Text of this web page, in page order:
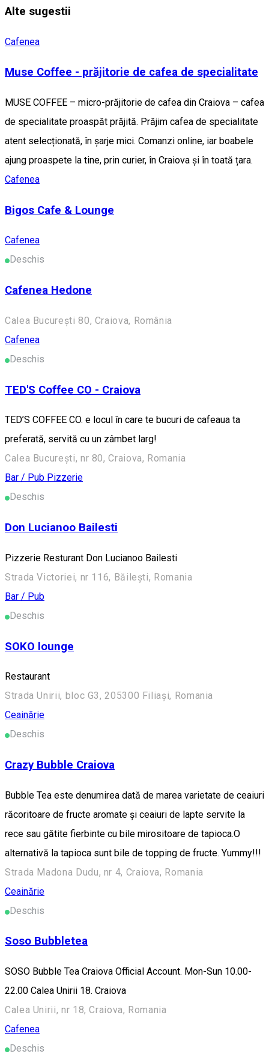
Alte sugestii
Cafenea
Muse Coffee - prăjitorie de cafea de specialitate
MUSE COFFEE – micro-prăjitorie de cafea din Craiova – cafea
de specialitate proaspăt prăjită. Prăjim cafea de specialitate
atent selecționată, în șarje mici. Comanzi online, iar boabele
ajung proaspete la tine, prin curier, în Craiova și în toată țara.
Cafenea
Bigos Cafe & Lounge
Cafenea
Deschis
Cafenea Hedone
Calea București 80, Craiova, România
Cafenea
Deschis
TED'S Coffee CO - Craiova
TED’S COFFEE CO. e locul în care te bucuri de cafeaua ta
preferată, servită cu un zâmbet larg!
Calea București, nr 80, Craiova, Romania
Bar / Pub Pizzerie
Deschis
Don Lucianoo Bailesti
Pizzerie Resturant Don Lucianoo Bailesti
Strada Victoriei, nr 116, Băilești, Romania
Bar / Pub
Deschis
SOKO lounge
Restaurant
Strada Unirii, bloc G3, 205300 Filiași, Romania
Ceainărie
Deschis
Crazy Bubble Craiova
Bubble Tea este denumirea dată de marea varietate de ceaiuri
răcoritoare de fructe aromate și ceaiuri de lapte servite la
rece sau gătite fierbinte cu bile mirositoare de tapioca.O
alternativă la tapioca sunt bile de topping de fructe. Yummy!!!
Strada Madona Dudu, nr 4, Craiova, Romania
Ceainărie
Deschis
Soso Bubbletea
SOSO Bubble Tea Craiova Official Account. Mon-Sun 10.00-
22.00 Calea Unirii 18. Craiova
Calea Unirii, nr 18, Craiova, Romania
Cafenea
Deschis